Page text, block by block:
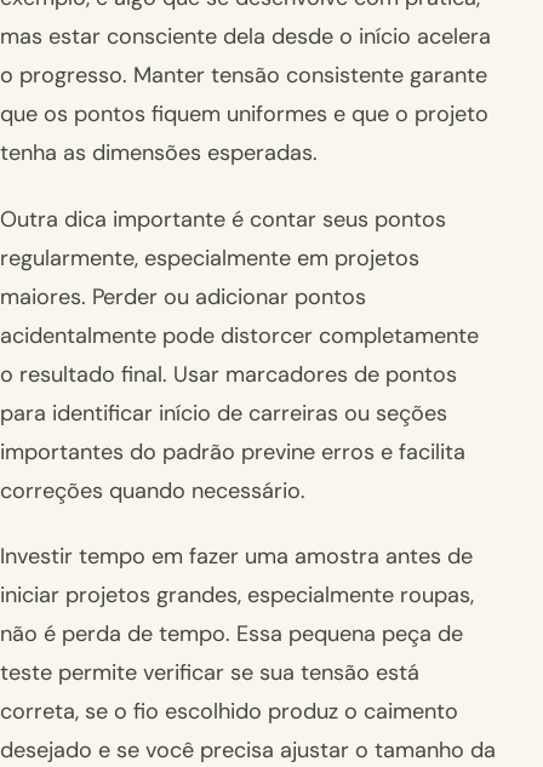
mas estar consciente dela desde o início acelera
o progresso. Manter tensão consistente garante
que os pontos fiquem uniformes e que o projeto
tenha as dimensões esperadas.
Outra dica importante é contar seus pontos
regularmente, especialmente em projetos
maiores. Perder ou adicionar pontos
acidentalmente pode distorcer completamente
o resultado final. Usar marcadores de pontos
para identificar início de carreiras ou seções
importantes do padrão previne erros e facilita
correções quando necessário.
Investir tempo em fazer uma amostra antes de
iniciar projetos grandes, especialmente roupas,
não é perda de tempo. Essa pequena peça de
teste permite verificar se sua tensão está
correta, se o fio escolhido produz o caimento
desejado e se você precisa ajustar o tamanho da